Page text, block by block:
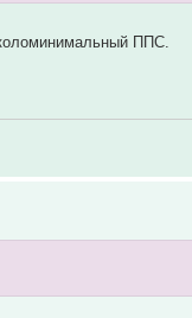
ППС.